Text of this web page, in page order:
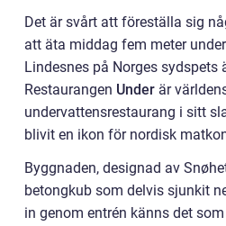
Det är svårt att föreställa sig
att äta middag fem meter
Lindesnes på Norges sydspets
Restaurangen Under är
undervattensrestaurang i sitt
blivit en ikon för nordisk
Byggnaden, designad av
betongkub som delvis sjunkit
in genom entrén känns det